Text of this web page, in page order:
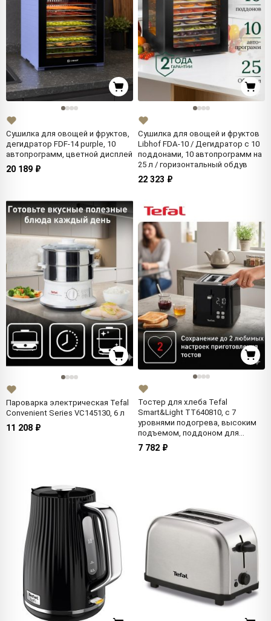
Сушилка для овощей и фруктов,
дегидратор FDF-14 purple, 10
автопрограмм, цветной дисплей
20 189 ₽
Сушилка для овощей и фруктов
Libhof FDA-10 / Дегидратор с 10
поддонами, 10 автопрограмм на
25 л / горизонтальный обдув
22 323 ₽
Пароварка электрическая Tefal
Convenient Series VC145130, 6 л
11 208 ₽
Тостер для хлеба Tefal
Smart&Light TT640810, с 7
уровнями подогрева, высоким
подъемом, поддоном для
крошек, 850 Вт, черный
7 782 ₽